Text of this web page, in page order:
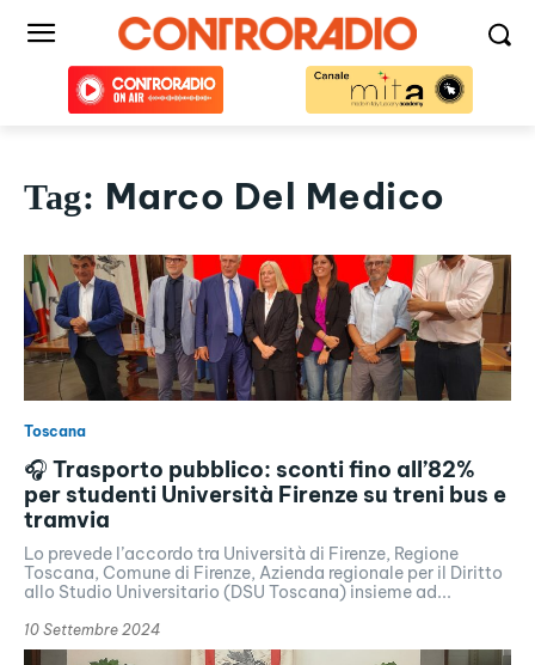
Tag: Marco Del Medico
Toscana
🎧 Trasporto pubblico: sconti fino all’82%
per studenti Università Firenze su treni bus e
tramvia
Lo prevede l’accordo tra Università di Firenze, Regione
Toscana, Comune di Firenze, Azienda regionale per il Diritto
allo Studio Universitario (DSU Toscana) insieme ad...
10 Settembre 2024